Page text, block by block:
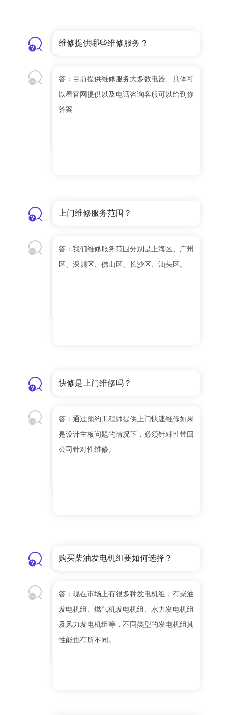
维修提供哪些维修服务？
答：目前提供维修服务大多数电器、具体可
以看官网提供以及电话咨询客服可以给到你
答案
上门维修服务范围？
答：我们维修服务范围分别是上海区、广州
区、深圳区、佛山区、长沙区、汕头区。
快修是上门维修吗？
答：通过预约工程师提供上门快速维修如果
是设计主板问题的情况下，必须针对性带回
公司针对性维修。
购买柴油发电机组要如何选择？
答：现在市场上有很多种发电机组，有柴油
发电机组、燃气机发电机组、水力发电机组
及风力发电机组等，不同类型的发电机组其
性能也有所不同。